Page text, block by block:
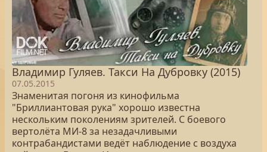
Владимир Гуляев. Такси На Дубровку (2015)
07.05.2015
Знаменитая погоня из кинофильма
"Бриллиантовая рука" хорошо известна
нескольким поколениям зрителей. С боевого
вертолёта МИ-8 за незадачливыми
контрабандистами ведёт наблюдение с воздуха